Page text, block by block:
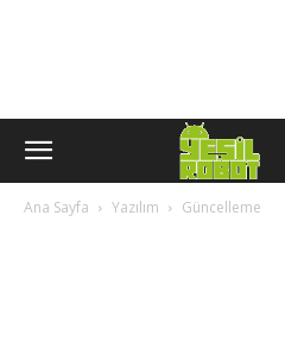
Ana Sayfa Yazılım Güncelleme